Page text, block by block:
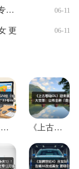
先别等《蜘蛛侠3》！失眠组称：正专注打造 06-11
更 06-11
是好是坏？IGN给《仙剑4重制》贴"33 《上古卷轴OL》迎来重大变革：公布全新「